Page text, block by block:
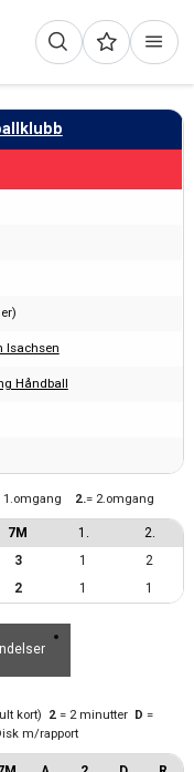
Isachsen
Håndball
7M 1. 2.
1.omgang 2.= 2.omgang
3 1
2
2 1 1
kort) 2= 2 minutter D =
m/rapport